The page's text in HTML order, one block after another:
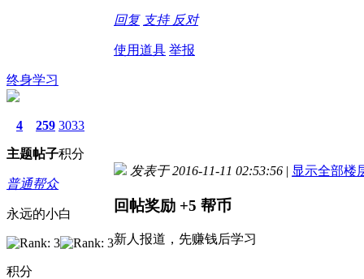
回复 支持 反对
使用道具 举报
终身学习
4
主题
259
帖子
3033
积分
普通帮众
永远的小白
积分
发表于 2016-11-11 02:53:56 | 显示全部楼
回帖奖励 +5 帮币
新人报道，先赚钱后学习